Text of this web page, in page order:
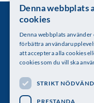
Kungl.
Besöksadress: Lilla
Denna webbplats
cookies
Denna webbplats
förbättra
att acceptera alla cookies
cookies som du vill ska
STRIKT
PRESTANDA